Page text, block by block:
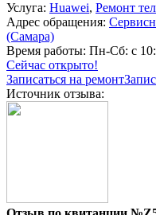
Услуга: Huawei, Ремонт
Адрес обращения:
(Самара)
Время работы: Пн-Сб: с
Сейчас открыто!
Записаться на ремонт
Источник отзыва: